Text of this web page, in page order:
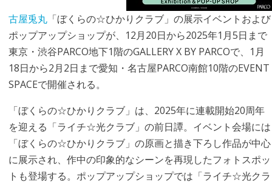
古屋兎丸「ぼくらの☆ひかりクラブ」の展示イベントおよび
ポップアップショップが、12月20日から2025年1月5日まで
東京・渋谷PARCO地下1階のGALLERY X BY PARCOで、1月
18日から2月2日まで愛知・名古屋PARCO南館10階のEVENT
SPACEで開催される。
「ぼくらの☆ひかりクラブ」は、2025年に連載開始20周年
を迎える「ライチ☆光クラブ」の前日譚。イベント会場には
「ぼくらの☆ひかりクラブ」の原画と描き下ろし作品が中心
に展示され、作中の印象的なシーンを再現したフォトスポッ
トも登場する。ポップアップショップでは「ライチ☆光クラ